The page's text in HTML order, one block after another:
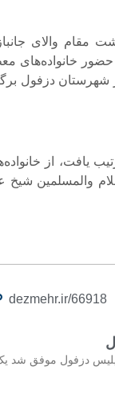
مقام والای
حضور خانواده‌های
شهرستان دزفول
یافت، از
والمسلمین شیخ
dezmehr.ir/66918
دزفول موفق شد